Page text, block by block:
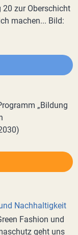
zur Oberschicht
machen... Bild:
„Bildung
Nachhaltigkeit
Fashion und
geht uns